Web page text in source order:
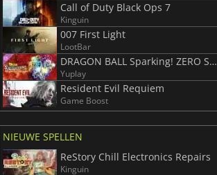
Call of Duty Black Ops 7
Kinguin
007 First Light
LootBar
DRAGON BALL Sparking! ZERO Super Limit Breaking NEO
Yuplay
Resident Evil Requiem
Game Boost
NIEUWE SPELLEN
ReStory Chill Electronics Repairs
Kinguin